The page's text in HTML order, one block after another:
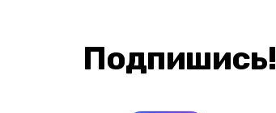
Подпишись!